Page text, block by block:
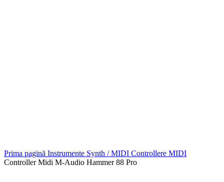
Prima pagină Instrumente Synth / MIDI Controllere MIDI
Controller Midi M-Audio Hammer 88 Pro